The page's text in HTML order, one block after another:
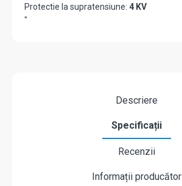
Protectie la supratensiune: 4 KV
"
Descriere
Specificații
Recenzii
Informații producător